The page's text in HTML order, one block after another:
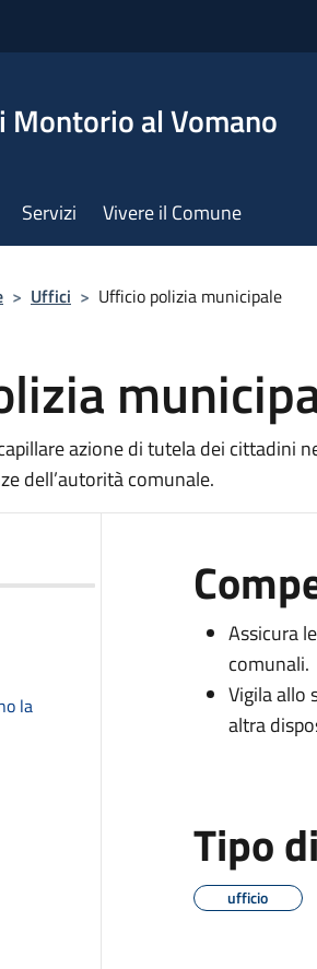
Montorio al Vomano
Servizi Vivere il Comune
> Uffici > Ufficio polizia municipale
azione di tutela dei cittadini
dell’autorità comunale.
la
Assicura
comunali.
Vigila allo
altra
Tipo
ufficio